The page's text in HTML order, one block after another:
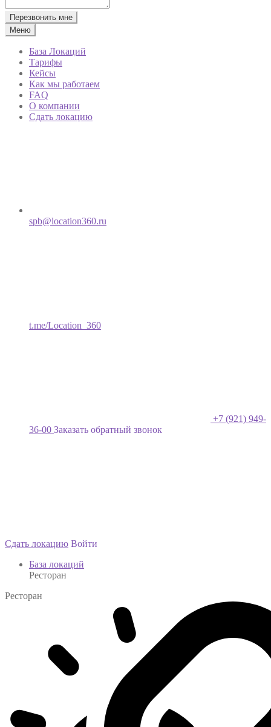
Перезвонить мне
Меню
База Локаций
Тарифы
Кейсы
Как мы работаем
FAQ
О компании
Сдать локацию
spb@location360.ru
t.me/Location_360
+7 (921) 949-
36-00 Заказать обратный звонок
Сдать локацию Войти
База локаций
Ресторан
Ресторан